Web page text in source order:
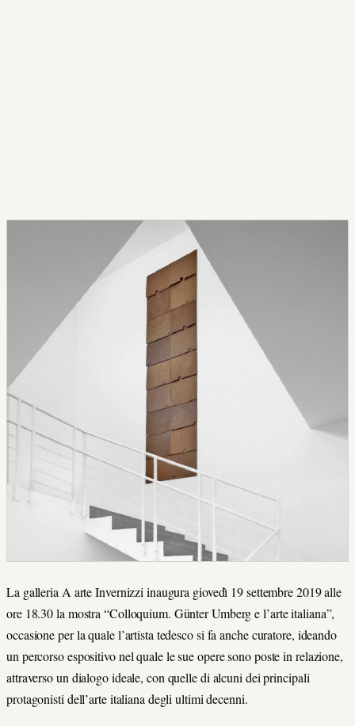
La galleria A arte Invernizzi inaugura giovedì 19 settembre 2019 alle
ore 18.30 la mostra “Colloquium. Günter Umberg e l’arte italiana”,
occasione per la quale l’artista tedesco si fa anche curatore, ideando
un percorso espositivo nel quale le sue opere sono poste in relazione,
attraverso un dialogo ideale, con quelle di alcuni dei principali
protagonisti dell’arte italiana degli ultimi decenni.